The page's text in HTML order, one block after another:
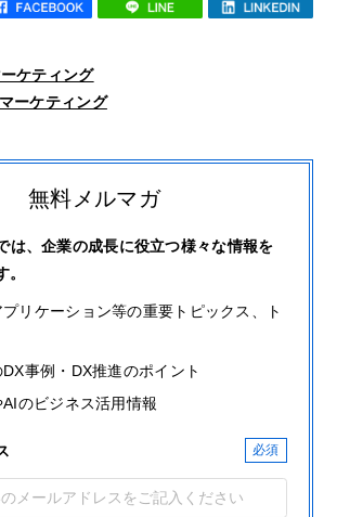
ケティング
マーケティング
無料メルマガ
は、企業の成長に役立つ様々な情報を
プリケーション等の重要トピックス、ト
事例・DX推進のポイント
のビジネス活用情報